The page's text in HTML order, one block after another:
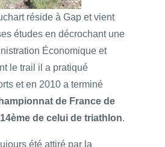
réside à Gap et vient
études en décrochant une
Économique et
le trail il a pratiqué
et en 2010 a terminé
de France de
de celui de triathlon.
été attiré par la